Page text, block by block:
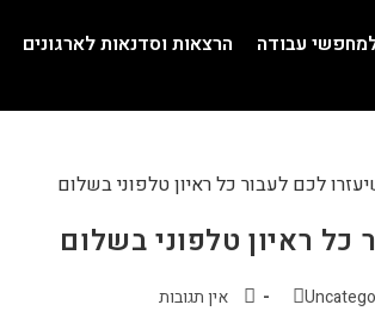
עבודה הרצאות וסדנאות לארגונים
אין תגובות